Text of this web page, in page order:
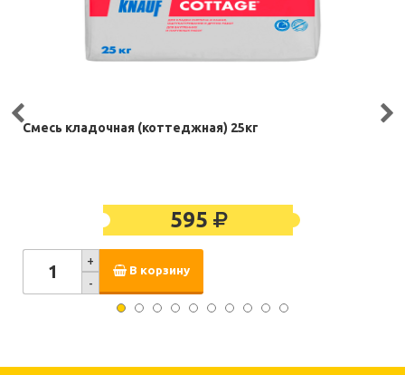
Смесь кладочная (коттеджная) 25кг
595
+
-
В корзину